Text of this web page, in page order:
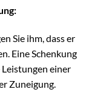
Sie ihm, dass er
Eine Schenkung
einer
Zuneigung.